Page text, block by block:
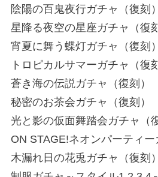
陰陽の百鬼夜行ガチャ（復刻）
星降る夜空の星座ガチャ（復
宵夏に舞う蝶灯ガチャ（復刻）
トロピカルサマーガチャ（復
蒼き海の伝説ガチャ（復刻）
秘密のお茶会ガチャ（復刻）
光と影の仮面舞踏会ガチャ（
ON STAGE!ネオンパーティー
木漏れ日の花兎ガチャ（復刻）